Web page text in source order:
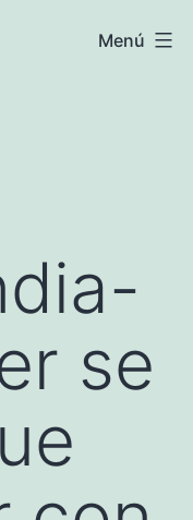
Menú
se